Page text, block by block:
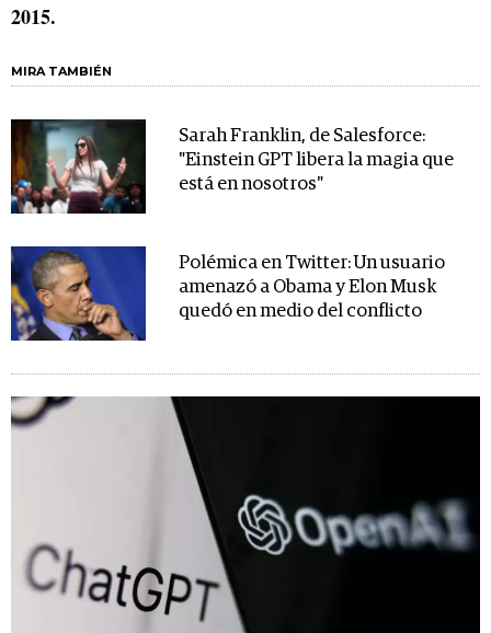
2015.
MIRA TAMBIÉN
Sarah Franklin, de Salesforce:
"Einstein GPT libera la magia que
está en nosotros"
Polémica en Twitter: Un usuario
amenazó a Obama y Elon Musk
quedó en medio del conflicto